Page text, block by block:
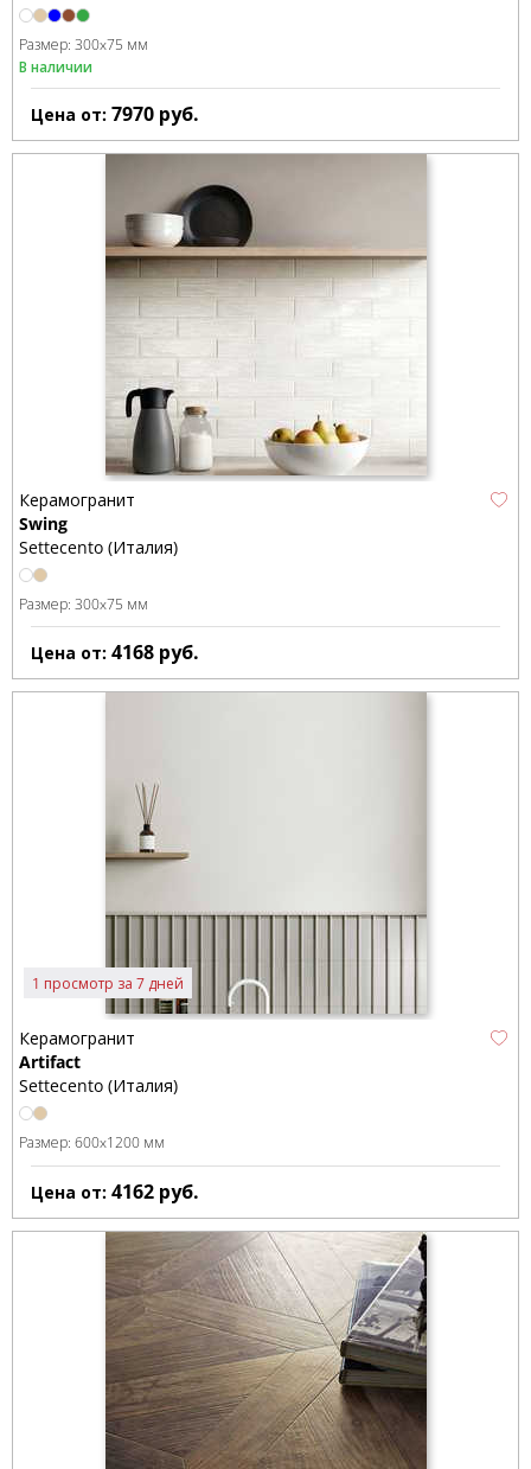
Размер: 300x75 мм
В наличии
Цена от: 7970 руб.
Керамогранит
Swing
Settecento (Италия)
Размер: 300x75 мм
Цена от: 4168 руб.
1 просмотр за 7 дней
Керамогранит
Artifact
Settecento (Италия)
Размер: 600x1200 мм
Цена от: 4162 руб.